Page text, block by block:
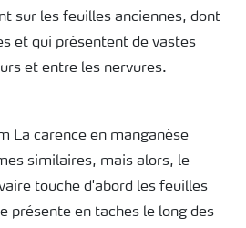
sur les feuilles anciennes, dont
et qui présentent de vastes
et entre les nervures.
La carence en manganèse
similaires, mais alors, le
touche d'abord les feuilles
présente en taches le long des